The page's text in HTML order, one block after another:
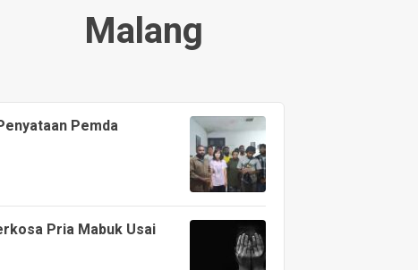
Malang
Pemda
Pria Mabuk Usai